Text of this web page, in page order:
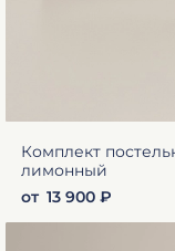
Комплект
лимонный
от 13 900 ₽